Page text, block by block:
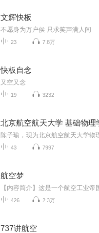
文辉快板
不愿身为万户侯 只求笑声满人间
23 7.8万
快板自念
又空又念
19 3232
北京航空航天大学 基础物理
43 7997
航空梦
426 2.3万
737讲航空